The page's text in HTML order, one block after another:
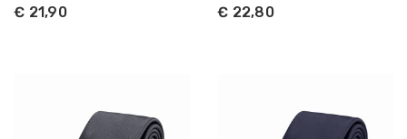
€ 21,90 € 22,80